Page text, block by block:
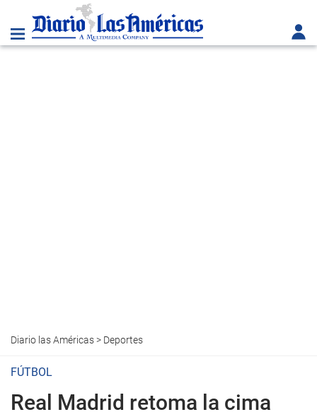
Diario las Américas> Deportes
FÚTBOL
Real Madrid retoma la cima